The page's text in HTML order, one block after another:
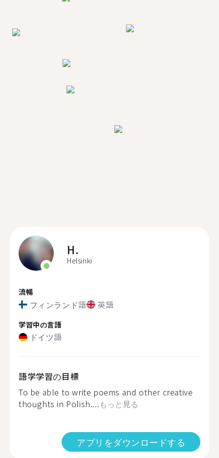
H.
Helsinki
流暢
フィンランド語 英語
学習中の言語
ドイツ語
語学学習の目標
To be able to write poems and other creative
thoughts in Polish....もっと見る
アプリをダウンロードする